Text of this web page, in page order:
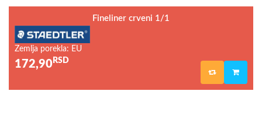
Fineliner crveni 1/1
Zemlja porekla: EU
172,90 RSD